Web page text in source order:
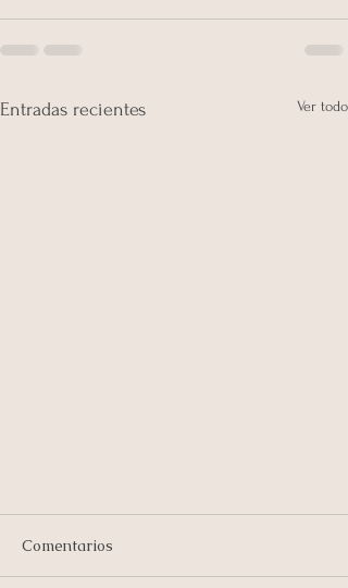
Entradas recientes Ver todo
Comentarios